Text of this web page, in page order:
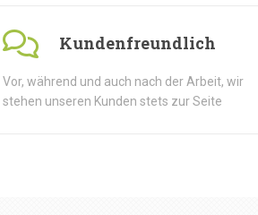
Kundenfreundlich
Vor, während und auch nach der Arbeit, wir
stehen unseren Kunden stets zur Seite